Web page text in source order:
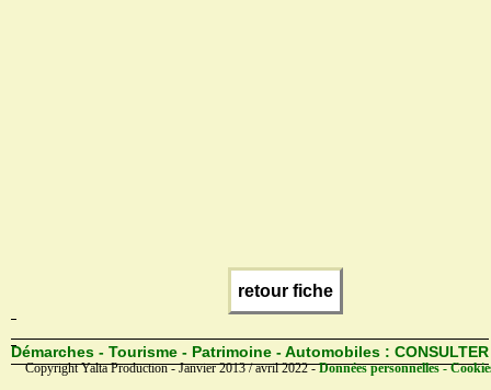
retour fiche
Démarches - Tourisme - Patrimoine - Automobiles : CONSULTER
Copyright Yalta Production - Janvier 2013 / avril 2022 -Données personnelles -